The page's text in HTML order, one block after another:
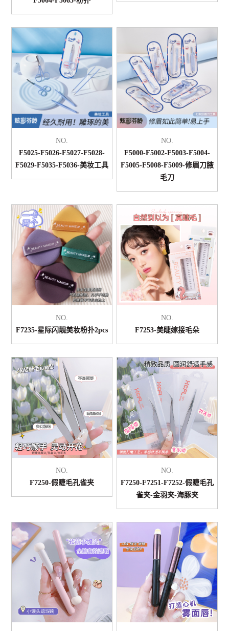
NO.
F5025-F5026-F5027-F5028-
F5029-F5035-F5036-美妆工具
NO.
F5000-F5002-F5003-F5004-
F5005-F5008-F5009-修眉刀腋
毛刀
NO.
F7235-星际闪靓美妆粉扑2pcs
NO.
F7253-美睫嫁接毛朵
NO.
F7250-假睫毛孔雀夹
NO.
F7250-F7251-F7252-假睫毛孔
雀夹-金羽夹-海豚夹